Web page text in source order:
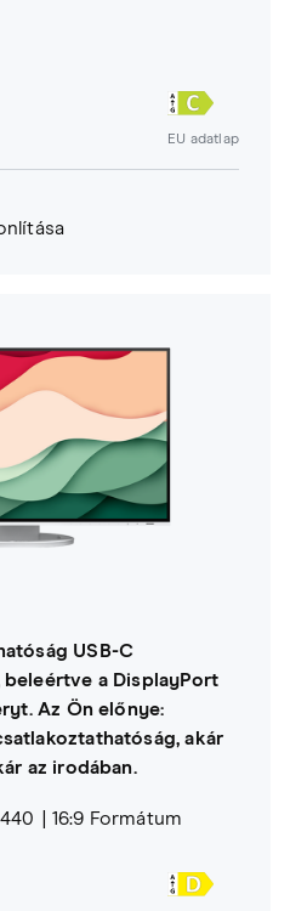
EU adatlap
USB-C
a DisplayPort
Az Ön előnye:
akár
az irodában.
16:9 Formátum